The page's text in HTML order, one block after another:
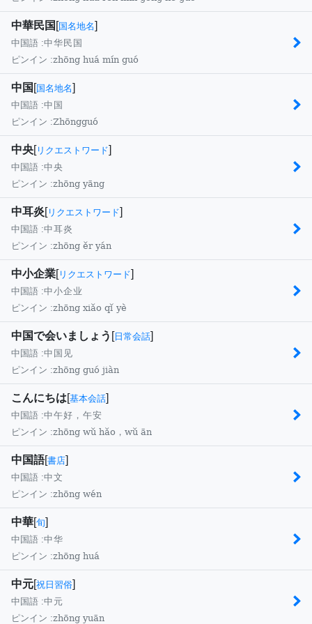
中華民国 [国名地名]
中国語 :中华民国
ピンイン :zhōng huá mín guó
中国 [国名地名]
中国語 :中国
ピンイン :Zhōngguó
中央[ リクエストワード]
中国語 :中央
ピンイン :zhōng yāng
中耳炎[ リクエストワード]
中国語 :中耳炎
ピンイン :zhōng ěr yán
中小企業[ リクエストワード]
中国語 :中小企业
ピンイン :zhōng xiǎo qǐ yè
中国で会いましょう [ 日常会話]
中国語 :中国见
ピンイン :zhōng guó jiàn
こんにちは[基本会話]
中国語 :中午好，午安
ピンイン :zhōng wǔ hǎo，wǔ ān
中国語[書店]
中国語 :中文
ピンイン :zhōng wén
中華[旬]
中国語 :中华
ピンイン :zhōng huá
中元[祝日習俗]
中国語 :中元
ピンイン :zhōng yuān